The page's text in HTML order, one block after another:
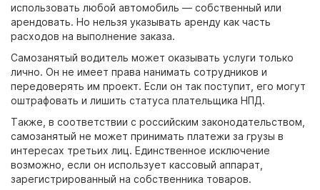
использовать любой автомобиль — собственный или
арендовать. Но нельзя указывать аренду как часть
расходов на выполнение заказа.
Самозанятый водитель может оказывать услуги только
лично. Он не имеет права нанимать сотрудников и
передоверять им проект. Если он так поступит, его могут
оштрафовать и лишить статуса плательщика НПД.
Также, в соответствии с российским законодательством,
самозанятый не может принимать платежи за грузы в
интересах третьих лиц. Единственное исключение
возможно, если он использует кассовый аппарат,
зарегистрированный на собственника товаров.